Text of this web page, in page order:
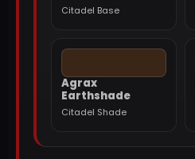
Citadel Base
Agrax
Earthshade
Citadel Shade